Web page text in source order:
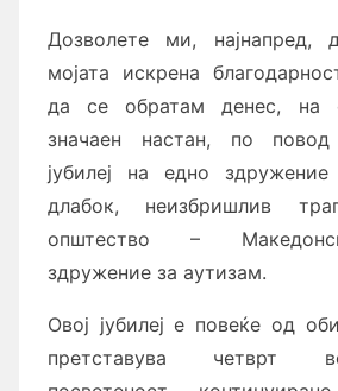
Дозволете ми, најнапред,
мојата искрена
да се обратам денес, на
значаен настан, по повод
јубилеј на едно
длабок, неизбришлив
општество –
здружение за аутизам.
Овој јубилеј е повеќе од
претставува четврт